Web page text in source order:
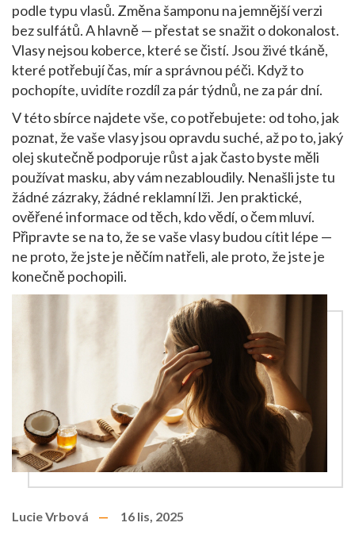
podle typu vlasů. Změna šamponu na jemnější verzi
bez sulfátů. A hlavně — přestat se snažit o dokonalost.
Vlasy nejsou koberce, které se čistí. Jsou živé tkáně,
které potřebují čas, mír a správnou péči. Když to
pochopíte, uvidíte rozdíl za pár týdnů, ne za pár dní.
V této sbírce najdete vše, co potřebujete: od toho, jak
poznat, že vaše vlasy jsou opravdu suché, až po to, jaký
olej skutečně podporuje růst a jak často byste měli
používat masku, aby vám nezabloudily. Nenašli jste tu
žádné zázraky, žádné reklamní lži. Jen praktické,
ověřené informace od těch, kdo vědí, o čem mluví.
Připravte se na to, že se vaše vlasy budou cítit lépe —
ne proto, že jste je něčím natřeli, ale proto, že jste je
konečně pochopili.
Lucie Vrbová 16 lis, 2025